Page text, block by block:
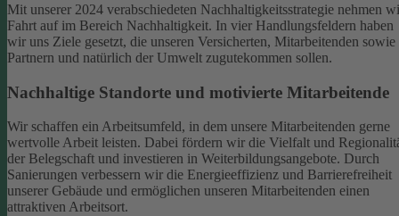
Mit unserer 2024 verabschiedeten Nachhaltigkeitsstrategie nehmen
Fahrt auf im Bereich Nachhaltigkeit. In vier Handlungsfeldern haben
wir uns Ziele gesetzt, die unseren Versicherten, Mitarbeitenden sowie
Partnern und natürlich der Umwelt zugutekommen sollen.
Nachhaltige Standorte und motivierte Mitarbeitende
Wir schaffen ein Arbeitsumfeld, in dem unsere Mitarbeitenden gerne
wertvolle Arbeit leisten. Dabei fördern wir die Vielfalt und
der Belegschaft und investieren in Weiterbildungsangebote. Durch
Sanierungen verbessern wir die Energieeffizienz und Barrierefreiheit
unserer Gebäude und ermöglichen unseren Mitarbeitenden einen
attraktiven Arbeitsort.